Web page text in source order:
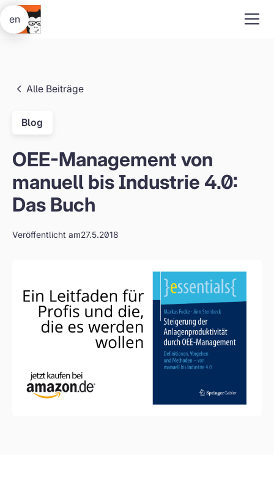
en
Alle Beiträge
Blog
OEE-Management von
manuell bis Industrie 4.0:
Das Buch
Veröffentlicht am27.5.2018